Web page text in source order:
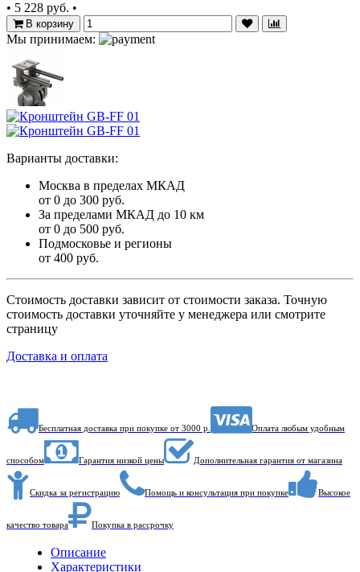
• 5 228 руб. •
В корзину
Мы принимаем:
Варианты доставки:
Москва в пределах МКАД
от 0 до 300 руб.
За пределами МКАД до 10 км
от 0 до 500 руб.
Подмосковье и регионы
от 400 руб.
Стоимость доставки зависит от стоимости заказа. Точную
стоимость доставки уточняйте у менеджера или смотрите
страницу
Доставка и оплата
Бесплатная доставка при покупке от 3000 р. Оплата любым удобным
способом Гарантия низкой цены Дополнительная гарантия от магазина
Скидка за регистрацию Помощь и консультация при покупке Высокое
качество товара Покупка в рассрочку
Описание
Характеристики